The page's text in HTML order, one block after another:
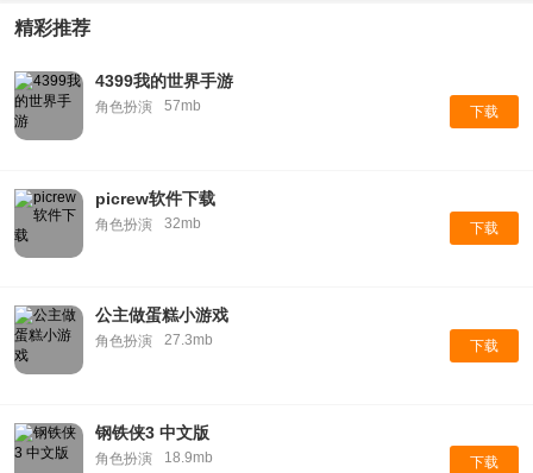
精彩推荐
4399我的世界手游
角色扮演 57mb 下载
picrew软件下载
角色扮演 32mb 下载
公主做蛋糕小游戏
角色扮演 27.3mb 下载
钢铁侠3 中文版
角色扮演 18.9mb 下载